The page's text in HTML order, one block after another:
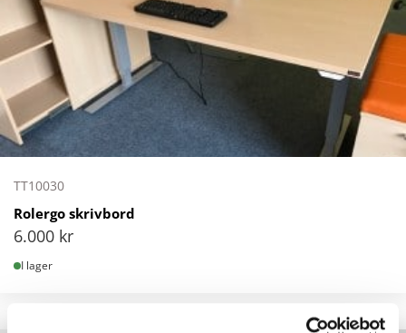
TT10030
Rolergo skrivbord
6.000 kr
I lager